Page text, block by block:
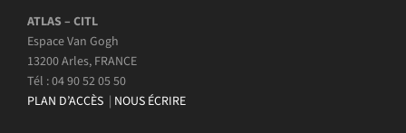
ATLAS – CITL
Espace Van Gogh
13200 Arles, FRANCE
Tél : 04 90 52 05 50
PLAN D’ACCÈS | NOUS ÉCRIRE